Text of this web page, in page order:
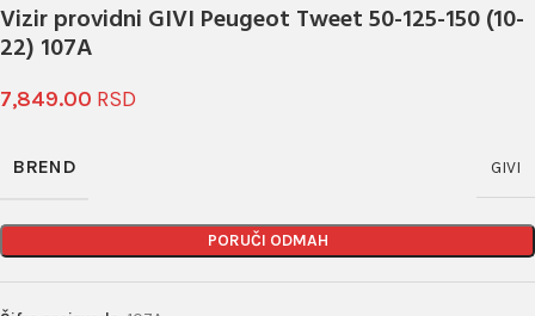
Vizir providni GIVI Peugeot Tweet 50-125-150 (10-
22) 107A
7,849.00
BREND GIVI
PORUČI ODMAH